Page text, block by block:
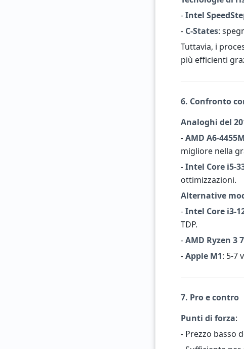
-Intel
- C-States:
Tuttavia, i
più efficienti
6. Confronto
Analoghi del
-AMD A6-4455M
migliore nella
-Intel Core i5-
ottimizzazioni.
Alternative
-Intel Core i3-
TDP.
-AMD Ryzen 3
-Apple M1: 5-7
7. Pro e contro
Punti di forza:
- Prezzo basso